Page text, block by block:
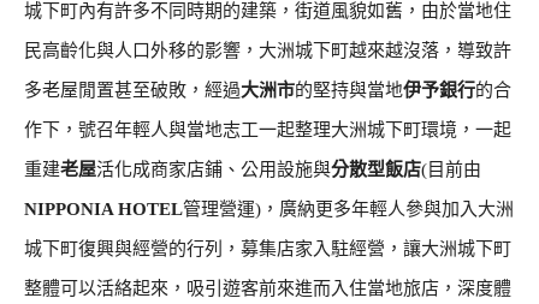
城下町內有許多不同時期的建築，街道風貌如舊，由於當地住
民高齡化與人口外移的影響，大洲城下町越來越沒落，導致許
多老屋閒置甚至破敗，經過大洲市的堅持與當地伊予銀行的合
作下，號召年輕人與當地志工一起整理大洲城下町環境，一起
重建老屋活化成商家店鋪、公用設施與分散型飯店(目前由
NIPPONIA HOTEL管理營運)，廣納更多年輕人參與加入大洲
城下町復興與經營的行列，募集店家入駐經營，讓大洲城下町
整體可以活絡起來，吸引遊客前來進而入住當地旅店，深度體